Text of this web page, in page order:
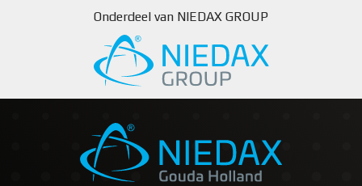
Onderdeel van NIEDAX GROUP